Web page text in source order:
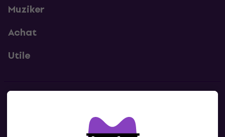
Muziker
Achat
Utile
Contacte nous